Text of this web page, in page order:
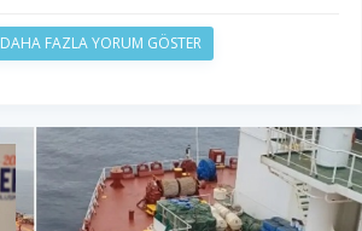
DAHA FAZLA YORUM GÖSTER